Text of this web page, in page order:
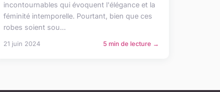
incontournables qui évoquent l'élégance et la
féminité intemporelle. Pourtant, bien que ces
robes soient sou...
21 juin 2024 5 min de lecture →